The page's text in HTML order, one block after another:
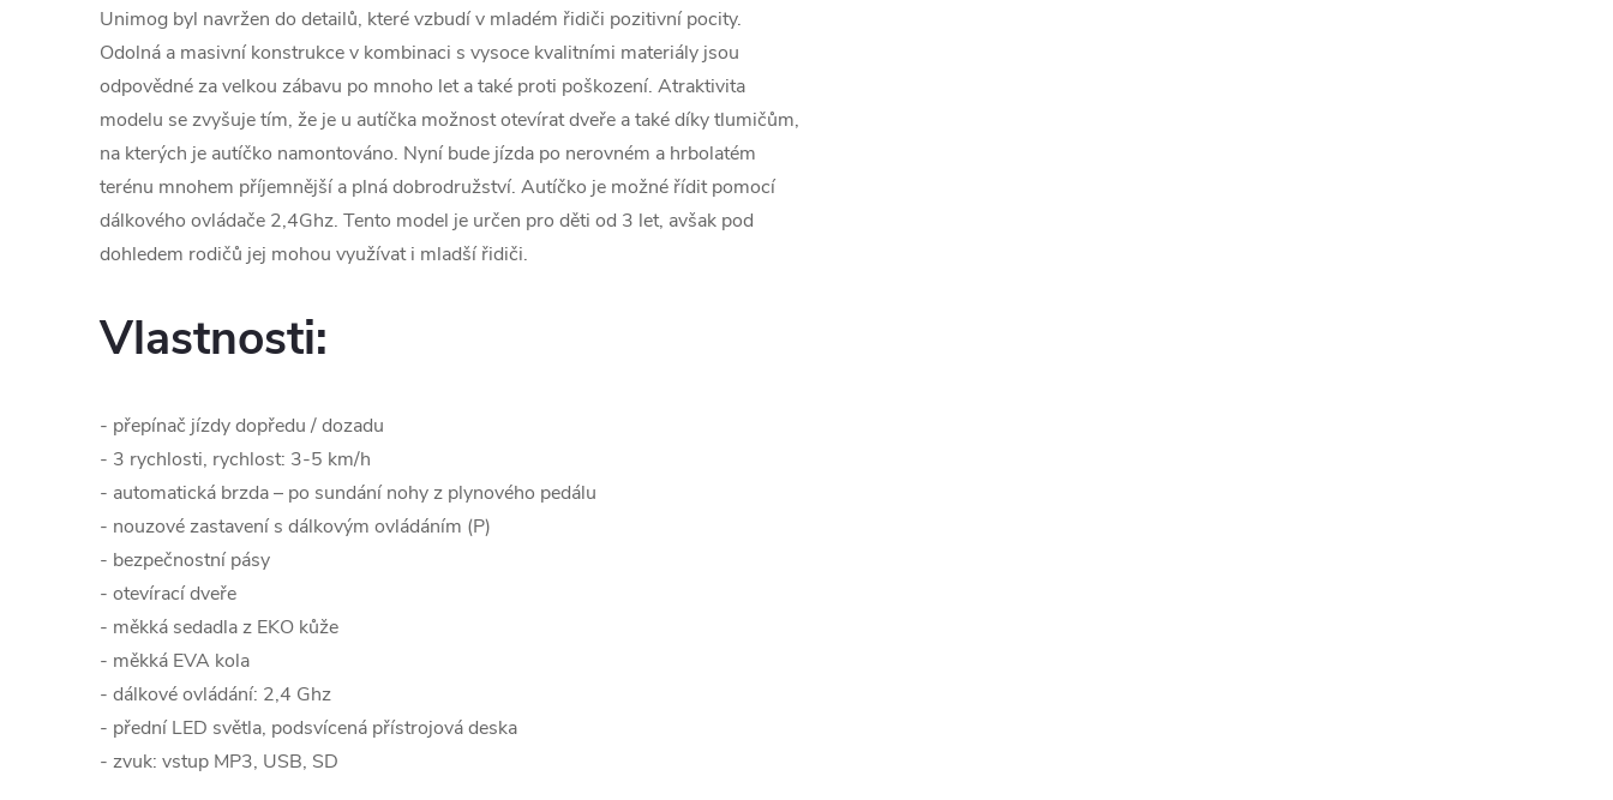
Unimog byl navržen do detailů, které vzbudí v mladém řidiči pozitivní pocity.
Odolná a masivní konstrukce v kombinaci s vysoce kvalitními materiály jsou
odpovědné za velkou zábavu po mnoho let a také proti poškození. Atraktivita
modelu se zvyšuje tím, že je u autíčka možnost otevírat dveře a také díky tlumičům,
na kterých je autíčko namontováno. Nyní bude jízda po nerovném a hrbolatém
terénu mnohem příjemnější a plná dobrodružství. Autíčko je možné řídit pomocí
dálkového ovládače 2,4Ghz. Tento model je určen pro děti od 3 let, avšak pod
dohledem rodičů jej mohou využívat i mladší řidiči.
Vlastnosti:
- přepínač jízdy dopředu / dozadu
- 3 rychlosti, rychlost: 3-5 km/h
- automatická brzda – po sundání nohy z plynového pedálu
- nouzové zastavení s dálkovým ovládáním (P)
- bezpečnostní pásy
- otevírací dveře
- měkká sedadla z EKO kůže
- měkká EVA kola
- dálkové ovládání: 2,4 Ghz
- přední LED světla, podsvícená přístrojová deska
- zvuk: vstup MP3, USB, SD